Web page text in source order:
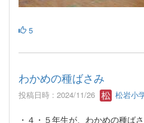
5
わかめの種ばさみ
投稿日時 : 2024/11/26 松岩小
・４・５年生が、わかめの種ば